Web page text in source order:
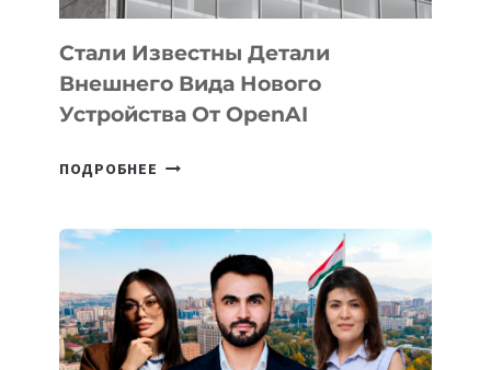
Стали Известны Детали
Внешнего Вида Нового
Устройства От OpenAI
ПОДРОБНЕЕ СТАЛИ
ВНЕШНЕГО
ВИДА
НОВОГО
УСТРОЙСТВА
ОТ